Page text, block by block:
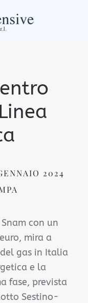
2024
con un
mira a
gas in Italia
e la
fase, prevista
Sestino-